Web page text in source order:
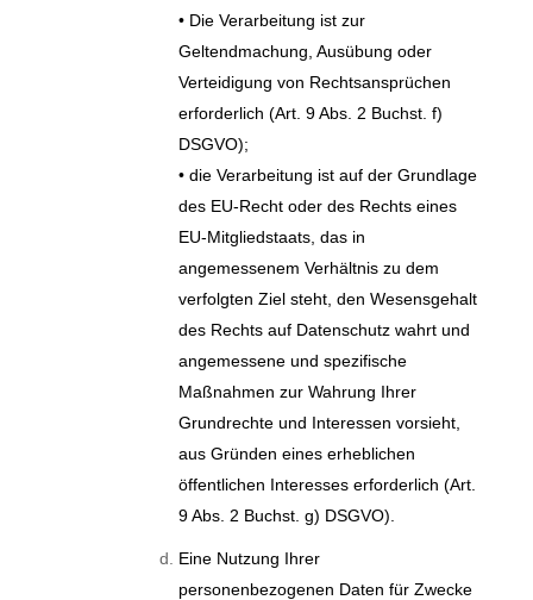
• Die Verarbeitung ist zur
Geltendmachung, Ausübung oder
Verteidigung von Rechtsansprüchen
erforderlich (Art. 9 Abs. 2 Buchst. f)
DSGVO);
• die Verarbeitung ist auf der Grundlage
des EU-Recht oder des Rechts eines
EU-Mitgliedstaats, das in
angemessenem Verhältnis zu dem
verfolgten Ziel steht, den Wesensgehalt
des Rechts auf Datenschutz wahrt und
angemessene und spezifische
Maßnahmen zur Wahrung Ihrer
Grundrechte und Interessen vorsieht,
aus Gründen eines erheblichen
öffentlichen Interesses erforderlich (Art.
9 Abs. 2 Buchst. g) DSGVO).
Eine Nutzung Ihrer
personenbezogenen Daten für Zwecke